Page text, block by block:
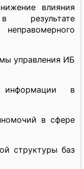
влияния
управления ИБ
в
в сфере
структуры баз